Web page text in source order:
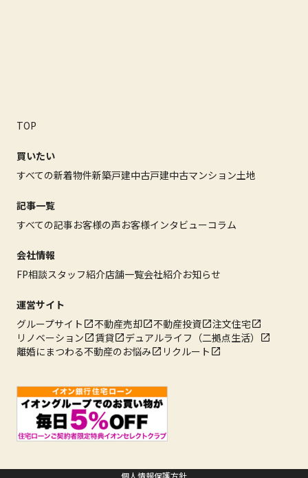
TOP
買いたい
すべての新着物件新築戸建中古戸建中古マンション土地
記事一覧
すべての記事お客様の声お客様インタビューコラム
会社情報
FP相談スタッフ紹介店舗一覧会社紹介お知らせ
運営サイト
グループサイト
不動産売却 不動産投資
注文住宅
リノベーション
賃貸
デュアルライフ（二拠点生活）
離婚にまつわる不動産のお悩み
リクルート
個人情報保護方針